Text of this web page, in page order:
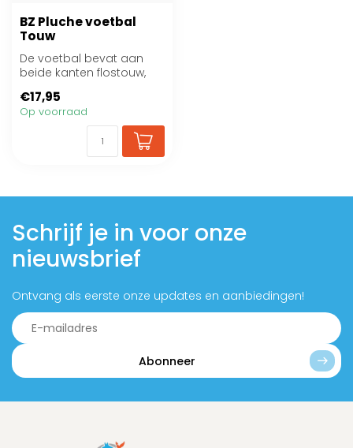
BZ Pluche voetbal
Touw
De voetbal bevat aan
beide kanten flostouw,
bal beter kan ...
€17,95
Op voorraad
Schrijf je in voor onze
nieuwsbrief
Ontvang als eerste onze updates en aanbiedingen!
Abonneer